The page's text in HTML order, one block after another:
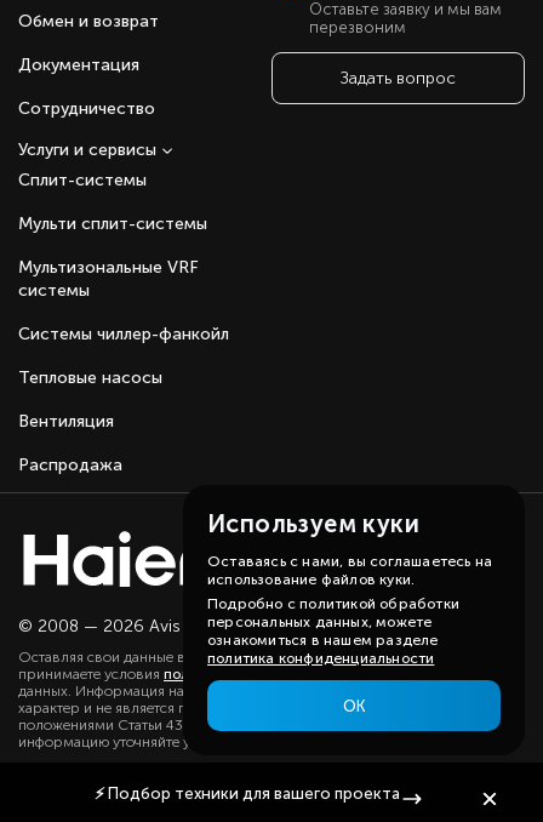
Обмен и возврат
Документация
Сотрудничество
Сплит-системы
Мульти сплит-системы
Мультизональные VRF
системы
Системы чиллер-фанкойл
Тепловые насосы
Вентиляция
Распродажа
Услуги и сервисы
Оставьте заявку и мы вам
перезвоним
Задать вопрос
© 2008 — 2026 Avis group.Карта сайта
Оставляя свои данные в любой форме на сайте, вы даете согласие и
принимаете условия политики
данных. Информация на данном сайте носит ознакомительный
характер и не является публичной офертой, определяемой
положениями Статьи 437(2) ГК РФ. Существенную для вас
информацию уточняйте у наших менеджеров.
⚡ Подбор техники для вашего проекта
Используем куки
Оставаясь с нами, вы соглашаетесь на
использование файлов куки.
Подробно с политикой обработки
персональных данных, можете
ознакомиться в нашем разделе
политика конфиденциальности
ОК